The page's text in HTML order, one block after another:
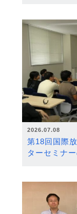
2026.07.08
第18回国際
ターセミナ